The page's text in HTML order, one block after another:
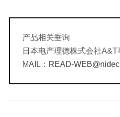
产品相关垂询
日本电产理德株式会社
MAIL： READ-